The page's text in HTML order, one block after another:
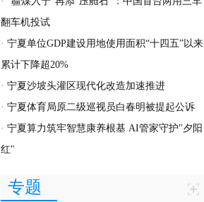
翻车机投试
· 宁夏单位GDP建设用地使用面积“十四五”以来
累计下降超20%
· 宁夏沙坡头灌区现代化改造加速推进
· 宁夏体育局原二级巡视员白春明被提起公诉
· 宁夏算力筑牢智慧康养根基 AI管家守护"夕阳
红"
专题